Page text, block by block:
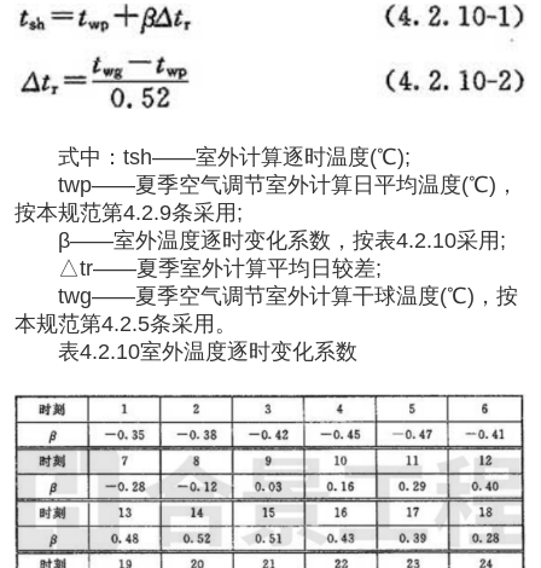
式中： tsh——室外计算逐时温度(℃);
twp——夏季空气调节室外计算日平均温度(℃)，
按本规范第4.2.9条采用;
β——室外温度逐时变化系数，按表4.2.10采用;
△tr——夏季室外计算平均日较差;
twg——夏季空气调节室外计算干球温度(℃)，按
本规范第4.2.5条采用。
表4.2.10室外温度逐时变化系数